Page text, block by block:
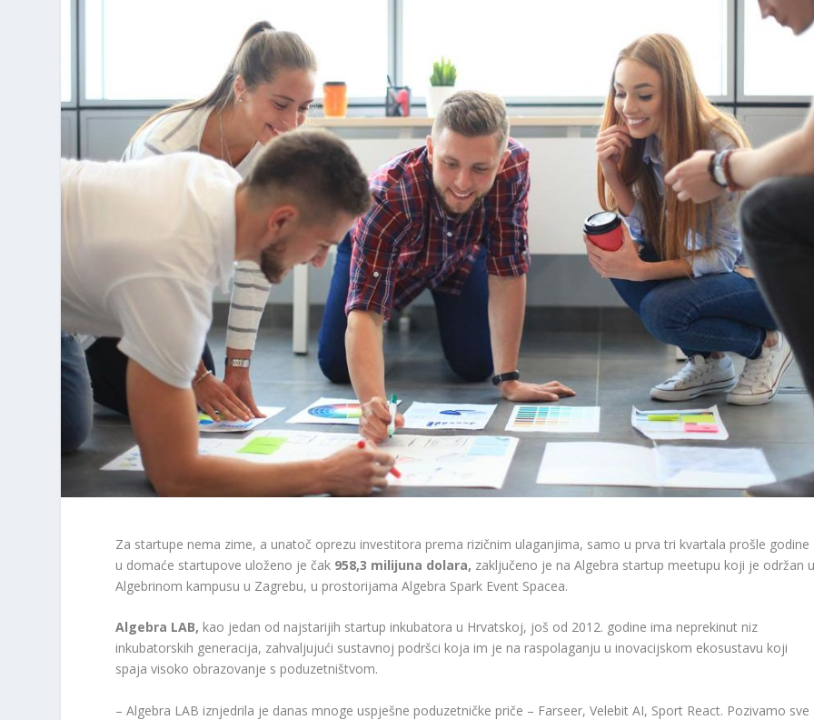
Za startupe nema zime, a unatoč oprezu investitora prema rizičnim ulaganjima, samo u prva tri kvartala prošle godine
u domaće startupove uloženo je čak 958,3 milijuna dolara, zaključeno je na Algebra startup meetupu koji je održan
Algebrinom kampusu u Zagrebu, u prostorijama Algebra Spark Event Spacea.
Algebra LAB, kao jedan od najstarijih startup inkubatora u Hrvatskoj, još od 2012. godine ima neprekinut niz
inkubatorskih generacija, zahvaljujući sustavnoj podršci koja im je na raspolaganju u inovacijskom ekosustavu koji
spaja visoko obrazovanje s poduzetništvom.
– Algebra LAB iznjedrila je danas mnoge uspješne poduzetničke priče – Farseer, Velebit AI, Sport React. Pozivamo sve